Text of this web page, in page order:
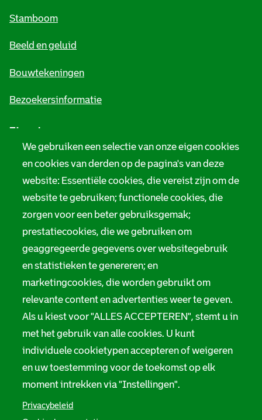
We gebruiken een selectie van onze eigen cookies
en cookies van derden op de pagina's van deze
website: Essentiële cookies, die vereist zijn om de
website te gebruiken; functionele cookies, die
zorgen voor een beter gebruiksgemak;
prestatiecookies, die we gebruiken om
geaggregeerde gegevens over websitegebruik
en statistieken te genereren; en
marketingcookies, die worden gebruikt om
relevante content en advertenties weer te geven.
Als u kiest voor "ALLES ACCEPTEREN", stemt u in
met het gebruik van alle cookies. U kunt
individuele cookietypen accepteren of weigeren
en uw toestemming voor de toekomst op elk
moment intrekken via "Instellingen".
Privacybeleid
m
Stamboom
Beeld en geluid
Bouwtekeningen
Bezoekersinformatie
Zie ook
Privacy
Digitale toegankelijkheid
Servicenormen
Melding taalgebruik
Suggesties en opmerkingen
Hofdijk 651, 3032 CG Rotterdam
Postbus 71, 3000 AB Rotterdam
TEL: 010 267 55 55